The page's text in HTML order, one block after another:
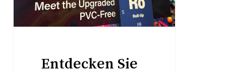
Up
Entdecken Sie